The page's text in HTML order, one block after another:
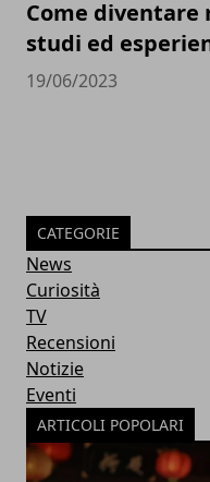
Come diventare
studi ed
19/06/2023
CATEGORIE
News
Curiosità
TV
Recensioni
Notizie
Eventi
ARTICOLI POPOLARI